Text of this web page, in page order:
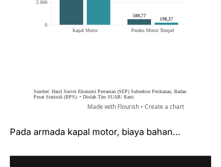
Pada armada kapal motor, biaya bahan…